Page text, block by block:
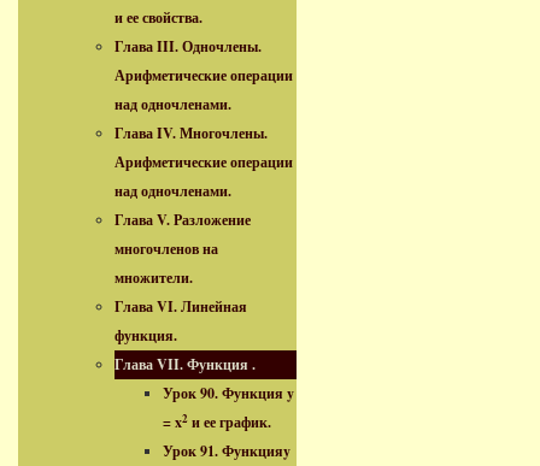
и ее свойства.
Глава III. Одночлены.
Арифметические операции
над одночленами.
Глава IV. Многочлены.
Арифметические операции
над одночленами.
Глава V. Разложение
многочленов на
множители.
Глава VI. Линейная
функция.
Глава VII. Функция .
Урок 90. Функция y
= x2 и ее график.
Урок 91. Функцияy